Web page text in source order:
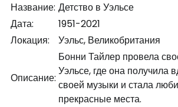
Название: Детство в Уэльсе
Дата:
1951-2021
Локация:
Уэльс, Великобритания
Описание:
Бонни Тайлер провела
Уэльсе, где она получила
своей музыки и стала
прекрасные места.